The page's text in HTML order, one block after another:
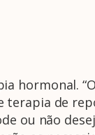
hormonal.
de
ou não